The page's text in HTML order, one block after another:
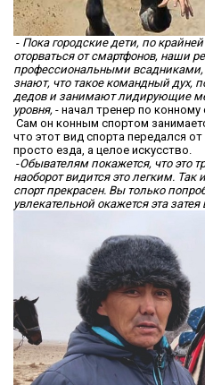
- Пока городские дети, по
оторваться от смартфонов, наши
профессиональными
знают, что такое командный дух,
дедов и занимают лидирующие
уровня, - начал тренер по
Сам он конным спортом
что этот вид спорта передался
просто езда, а целое искусство.
-Обывателям покажется, что это
наоборот видится это легким. Так
спорт прекрасен. Вы только
увлекательной окажется эта